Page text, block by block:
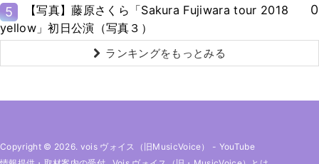
5
【写真】藤原さくら「Sakura Fujiwara tour 2018
yellow」初日公演（写真３）
0
ランキングをもっとみる
Copyright © 2026. vois ヴォイス（旧MusicVoice） - YouTube